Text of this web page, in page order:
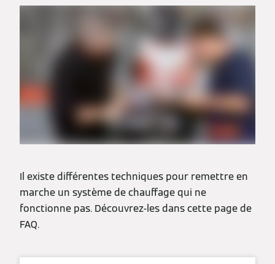
Il existe différentes techniques pour remettre en
marche un système de chauffage qui ne
fonctionne pas. Découvrez-les dans cette page de
FAQ.